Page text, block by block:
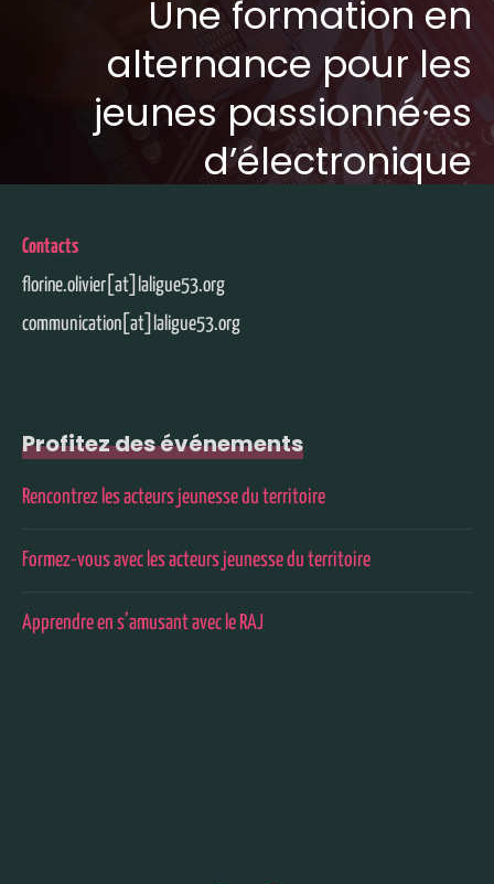
Une formation en
alternance pour les
jeunes passionné·es
d’électronique
Contacts
florine.olivier[at]laligue53.org
communication[at]laligue53.org
Profitez des événements
Rencontrez les acteurs jeunesse du territoire
Formez-vous avec les acteurs jeunesse du territoire
Apprendre en s’amusant avec le RAJ